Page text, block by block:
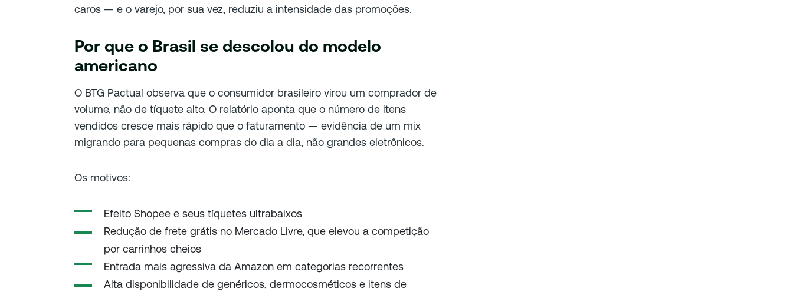
caros — e o varejo, por sua vez, reduziu a intensidade das promoções.
Por que o Brasil se descolou do modelo
americano
O BTG Pactual observa que o consumidor brasileiro virou um comprador de
volume, não de tíquete alto. O relatório aponta que o número de itens
vendidos cresce mais rápido que o faturamento — evidência de um mix
migrando para pequenas compras do dia a dia, não grandes eletrônicos.
Os motivos:
Efeito Shopee e seus tíquetes ultrabaixos
Redução de frete grátis no Mercado Livre, que elevou a competição
por carrinhos cheios
Entrada mais agressiva da Amazon em categorias recorrentes
Alta disponibilidade de genéricos, dermocosméticos e itens de